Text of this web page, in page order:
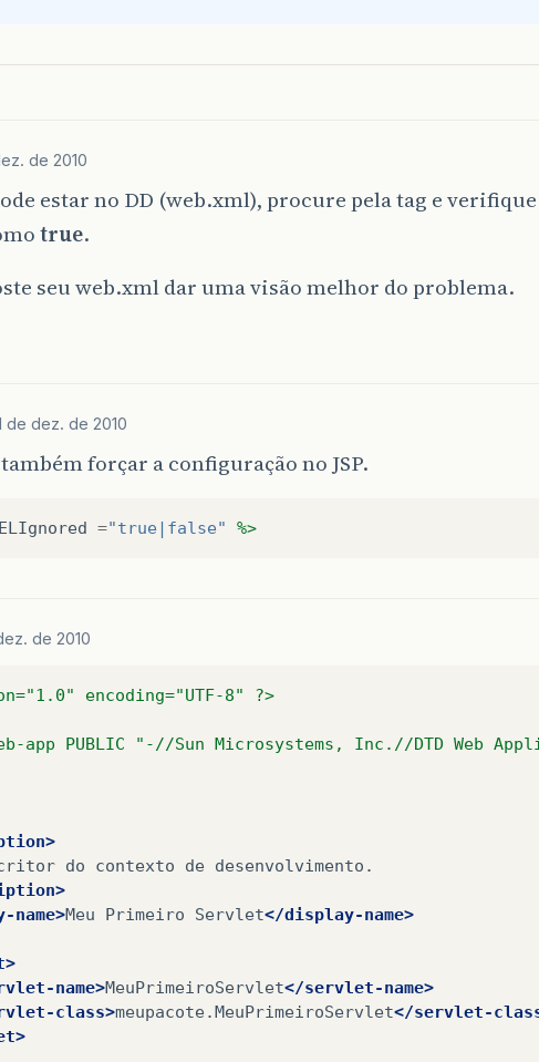
de 2010
estar no DD (web.xml), procure pela tag e verifique
true.
seu web.xml dar uma visão melhor do problema.
de dez. de 2010
forçar a configuração no JSP.
="true|false" %>
de 2010
encoding="UTF-8" ?>
web-app PUBLIC "-//Sun Microsystems, Inc.//DTD
do contexto de
name>Meu Primeiro Servlet</display-name>
name>MeuPrimeiroServlet</servlet-name>
class>meupacote.MeuPrimeiroServlet</servlet-